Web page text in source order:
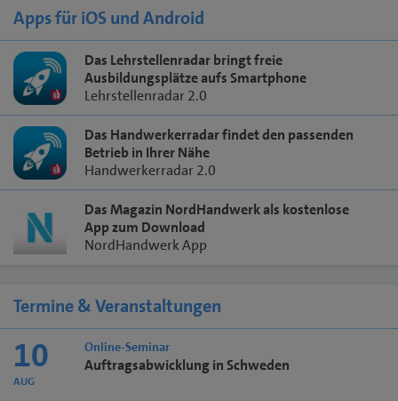
Apps für iOS und Android
Das Lehrstellenradar bringt freie
Ausbildungsplätze aufs Smartphone
Lehrstellenradar 2.0
Das Handwerkerradar findet den passenden
Betrieb in Ihrer Nähe
Handwerkerradar 2.0
Das Magazin NordHandwerk als kostenlose
App zum Download
NordHandwerk App
Termine & Veranstaltungen
10
AUG
Online-Seminar
Auftragsabwicklung in Schweden